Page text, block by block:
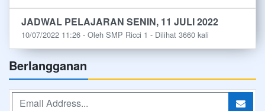
JADWAL PELAJARAN SENIN, 11 JULI 2022
10/07/2022 11:26 - Oleh SMP Ricci 1 - Dilihat 3660 kali
Berlangganan